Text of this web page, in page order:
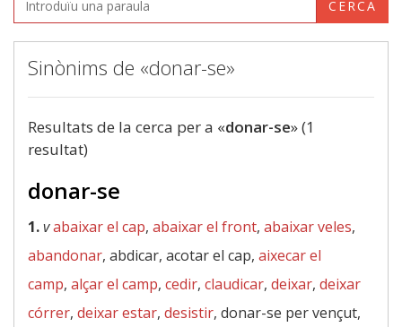
CERCA
Sinònims de «donar-se»
Resultats de la cerca per a «donar-se» (1
resultat)
donar-se
1.vabaixar el cap, abaixar el front, abaixar veles,
abandonar, abdicar, acotar el cap, aixecar el
camp, alçar el camp, cedir, claudicar, deixar, deixar
córrer, deixar estar, desistir, donar-se per vençut,